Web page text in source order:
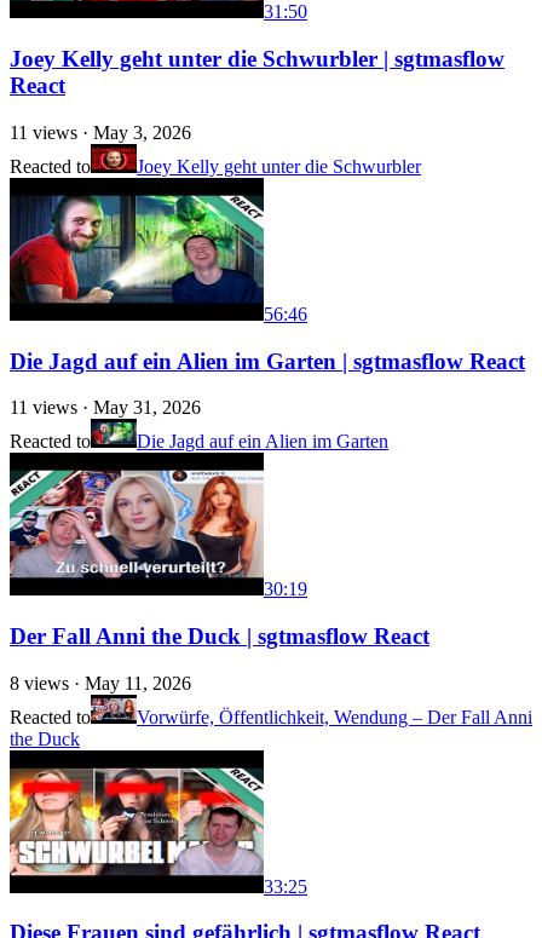
31:50
Joey Kelly geht unter die Schwurbler | sgtmasflow
React
11 views · May 3, 2026
Reacted to
Joey Kelly geht unter die Schwurbler
56:46
Die Jagd auf ein Alien im Garten | sgtmasflow React
11 views · May 31, 2026
Reacted to
Die Jagd auf ein Alien im Garten
30:19
Der Fall Anni the Duck | sgtmasflow React
8 views · May 11, 2026
Reacted to
Vorwürfe, Öffentlichkeit, Wendung – Der Fall Anni
the Duck
33:25